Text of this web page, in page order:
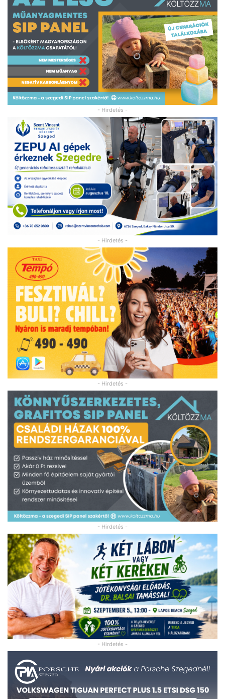
- Hirdetés -
- Hirdetés -
- Hirdetés -
- Hirdetés -
- Hirdetés -